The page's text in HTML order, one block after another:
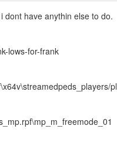
dont have anythin else to do.
lows-for-frank